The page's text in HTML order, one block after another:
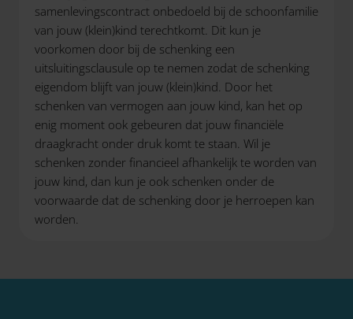
samenlevingscontract onbedoeld bij de schoonfamilie
van jouw (klein)kind terechtkomt. Dit kun je
voorkomen door bij de schenking een
uitsluitingsclausule op te nemen zodat de schenking
eigendom blijft van jouw (klein)kind. Door het
schenken van vermogen aan jouw kind, kan het op
enig moment ook gebeuren dat jouw financiële
draagkracht onder druk komt te staan. Wil je
schenken zonder financieel afhankelijk te worden van
jouw kind, dan kun je ook schenken onder de
voorwaarde dat de schenking door je herroepen kan
worden.